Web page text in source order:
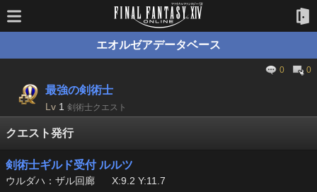
エオルゼアデータベース
0 0
最強の剣術士
Lv 1 剣術士クエスト
クエスト発行
剣術士ギルド受付 ルルツ
ウルダハ：ザル回廊 X:9.2 Y:11.7